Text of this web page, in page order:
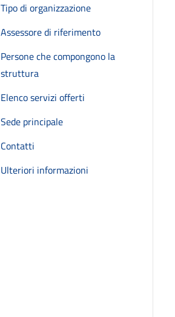
Tipo di organizzazione
Assessore di riferimento
Persone che compongono la
struttura
Elenco servizi offerti
Sede principale
Contatti
Ulteriori informazioni